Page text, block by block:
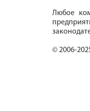
Любое
© 2006-